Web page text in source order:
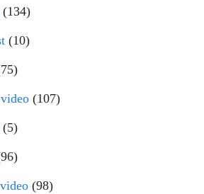
(134)
(10)
(107)
(5)
(98)